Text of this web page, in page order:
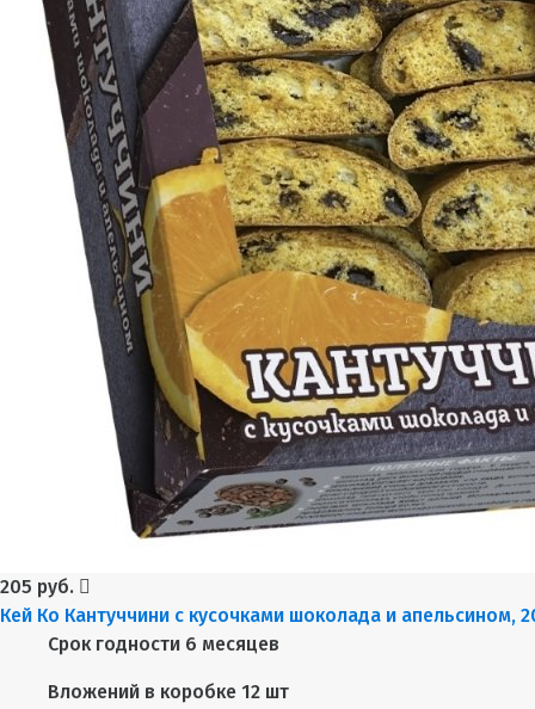
205 руб.
Кей Ко Кантуччини с кусочками шоколада и апельсином,
Срок годности 6 месяцев
Вложений в коробке 12 шт